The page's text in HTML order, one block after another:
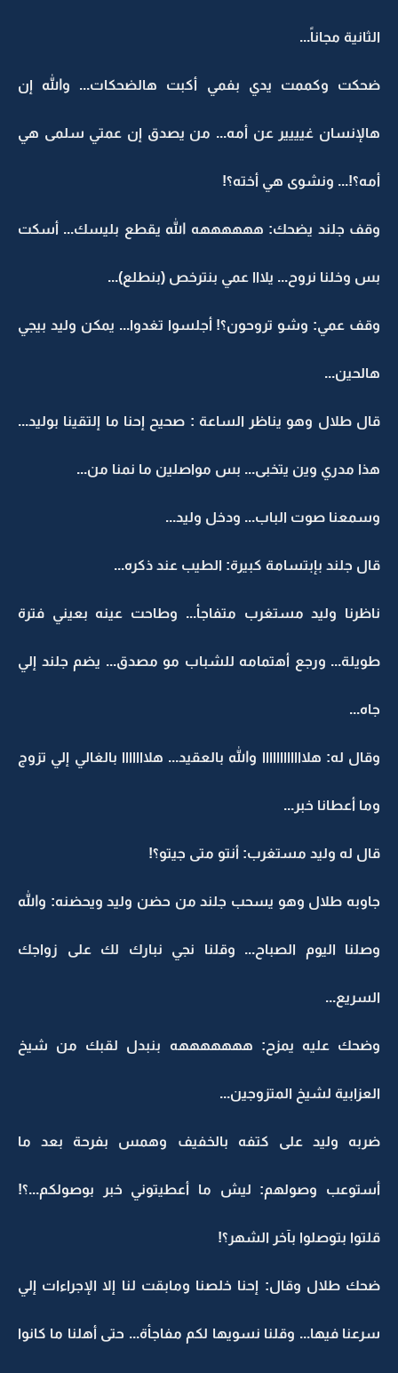
الثانية مجاناً...
ضحكت وكممت يدي بفمي أكبت هالضحكات... والله إن
هالإنسان غيييير عن أمه... من يصدق إن عمتي سلمى هي
أمه؟!... ونشوى هي أخته؟!
وقف جلند يضحك: ههههههه الله يقطع بليسك... أسكت
بس وخلنا نروح... يلااا عمي بنترخص (بنطلع)...
وقف عمي: وشو تروحون؟! أجلسوا تغدوا... يمكن وليد بيجي
هالحين...
قال طلال وهو يناظر الساعة : صحيح إحنا ما إلتقينا بوليد...
هذا مدري وين يتخبى... بس مواصلين ما نمنا من...
وسمعنا صوت الباب... ودخل وليد...
قال جلند بإبتسامة كبيرة: الطيب عند ذكره...
ناظرنا وليد مستغرب متفاجأ... وطاحت عينه بعيني فترة
طويلة... ورجع أهتمامه للشباب مو مصدق... يضم جلند إلي
جاه...
وقال له: هلاااااااااااا والله بالعقيد... هلااااااا بالغالي إلي تزوج
وما أعطانا خبر...
قال له وليد مستغرب: أنتو متى جيتو؟!
جاوبه طلال وهو يسحب جلند من حضن وليد ويحضنه: والله
وصلنا اليوم الصباح... وقلنا نجي نبارك لك على زواجك
السريع...
وضحك عليه يمزح: هههههههه بنبدل لقبك من شيخ
العزابية لشيخ المتزوجين...
ضربه وليد على كتفه بالخفيف وهمس بفرحة بعد ما
أستوعب وصولهم: ليش ما أعطيتوني خبر بوصولكم...؟!
قلتوا بتوصلوا بآخر الشهر؟!
ضحك طلال وقال: إحنا خلصنا ومابقت لنا إلا الإجراءات إلي
سرعنا فيها... وقلنا نسويها لكم مفاجأة... حتى أهلنا ما كانوا